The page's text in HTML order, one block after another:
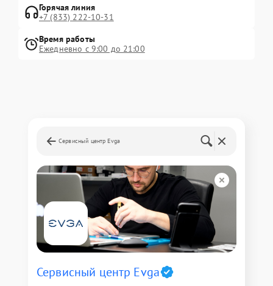
Горячая линия
+7 (833) 222-10-31
Время работы
Ежедневно с 9:00 до 21:00
Сервисный центр Evga
Сервисный центр Evga